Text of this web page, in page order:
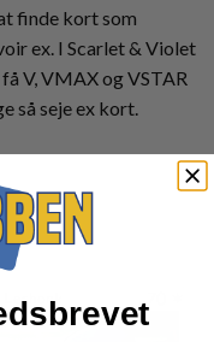
finde kort som
ex. I Scarlet & Violet
V, VMAX og VSTAR
så seje ex kort.